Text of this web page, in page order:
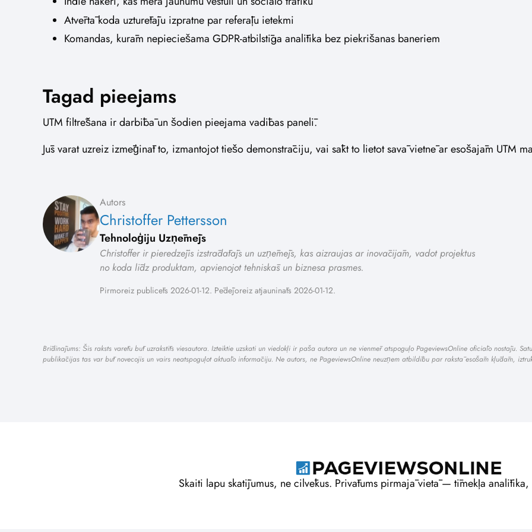
Atvērtā koda uzturētāju izpratne par referāļu ietekmi
Komandas, kurām nepieciešama GDPR-atbilstīga analītika bez piekrišanas baneriem
Tagad pieejams
UTM filtrēšana ir darbībā un šodien pieejama vadības panelī.
Jūs varat uzreiz izmēģināt to, izmantojot tiešo demonstrāciju, vai sākt to lietot savā vietnē ar esošajām UTM
Autors
Christoffer Pettersson
Tehnoloģiju Uzņēmējs
Christoffer ir pieredzējis izstrādātājs un uzņēmējs, kas aizraujas ar inovācijām, vadot projektus
no koda līdz produktam, apvienojot tehniskās un biznesa prasmes.
Pirmoreiz publicēts 2026-01-12. Pēdējoreiz atjaunināts 2026-01-12.
Brīdinājums: Šis raksts varētu būt uzrakstīts viesautora. Izteiktie uzskati un viedokļi ir paša autora un ne vienmēr atspoguļo PageviewsOnline oficiālo nostāju.
publikācijas tas var būt novecojis un vairs neatspoguļot aktuālo informāciju. Ne autors, ne PageviewsOnline neuzņem atbildību par rakstā esošām kļūdām,
Skaiti lapu skatījumus, ne cilvēkus. Privātums pirmajā vietā — tīmekļa